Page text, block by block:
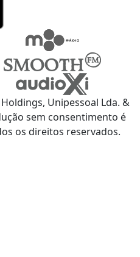
Unipessoal Lda. &
sem consentimento é
os direitos reservados.